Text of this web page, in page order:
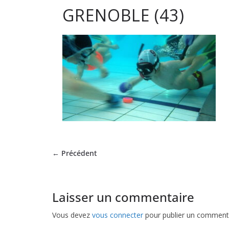
club
de
Hockey
GRENOBLE (43)
← Précédent
Laisser un commentaire
Vous devez vous connecter pour publier un